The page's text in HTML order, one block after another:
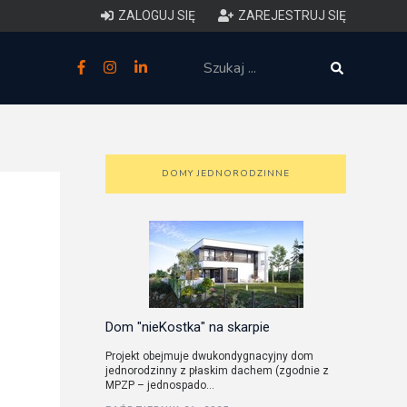
ZALOGUJ SIĘ ZAREJESTRUJ SIĘ
zakres i forma projektu
przestrzennym
DOMY JEDNORODZINNE
Dom "nieKostka" na skarpie
Projekt obejmuje dwukondygnacyjny dom
jednorodzinny z płaskim dachem (zgodnie z
MPZP – jednospado...